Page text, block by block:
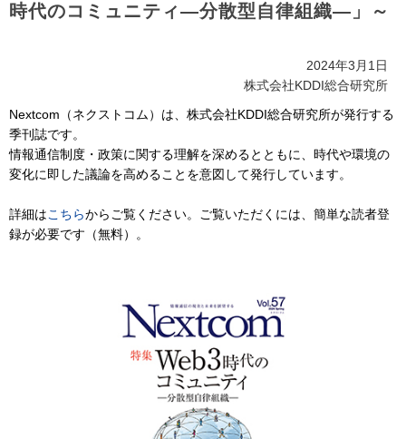
時代のコミュニティ―分散型自律組織―」～
2024年3月1日
株式会社KDDI総合研究所
Nextcom（ネクストコム）は、株式会社KDDI総合研究所が発行する
季刊誌です。
情報通信制度・政策に関する理解を深めるとともに、時代や環境の
変化に即した議論を高めることを意図して発行しています。
詳細はこちらからご覧ください。ご覧いただくには、簡単な読者登
録が必要です（無料）。